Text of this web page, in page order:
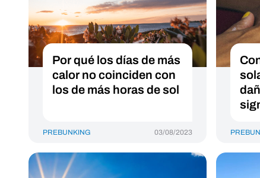
Por qué los días de más
calor no coinciden con
los de más horas de sol
PREBUNKING 03/08/2023